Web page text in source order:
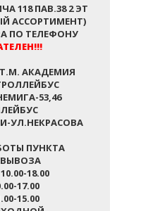
118 ПАВ.38 2 ЭТ
АССОРТИМЕНТ)
ПО ТЕЛЕФОНУ
АКАДЕМИЯ
53,46
УЛ.НЕКРАСОВА
ПУНКТА
18.00
17.00
15.00